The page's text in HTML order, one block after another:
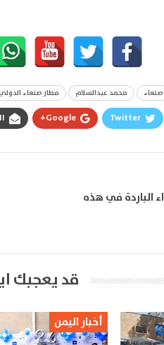
صنعاء محمد عبدالسلام مطار صنعاء
Twitter
Google+
الباردة في هذه
قد يعجبك
أخبار اليمن